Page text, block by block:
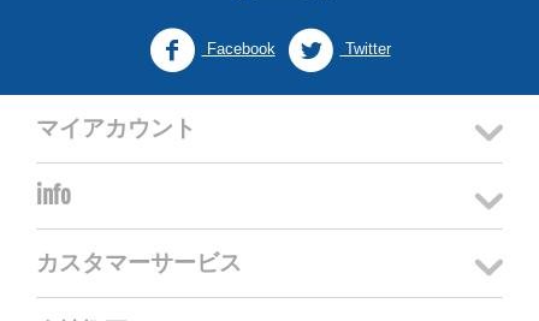
Facebook Twitter
マイアカウント
info
カスタマーサービス